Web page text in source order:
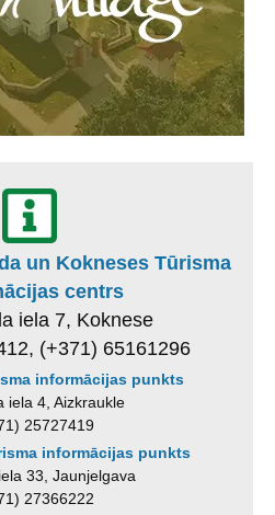
un Kokneses Tūrisma
centrs
iela 7, Koknese
(+371) 65161296
informācijas punkts
iela 4, Aizkraukle
25727419
informācijas punkts
33, Jaunjelgava
27366222